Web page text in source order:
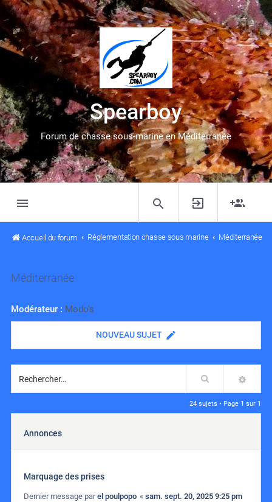
Spearboy
Forum de chasse sous-marine en Méditerranée
Accueil du forum Réglementation chasse sous marine Méditerranée
Méditerranée
Modérateur : Modo's
NOUVEAU SUJET
Rechercher
24 sujets • Page 1 sur 1
Annonces
Marquage des prises
Dernier message parel poulpopo « sam. sept. 20, 2025 9:25 pm